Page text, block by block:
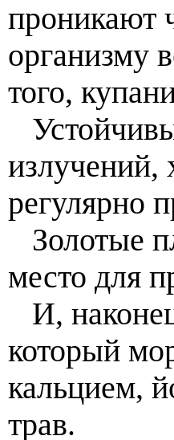
проникают
организму
того,
излучений,
регулярно
Золотые
место для
И,
который
кальцием,
трав.